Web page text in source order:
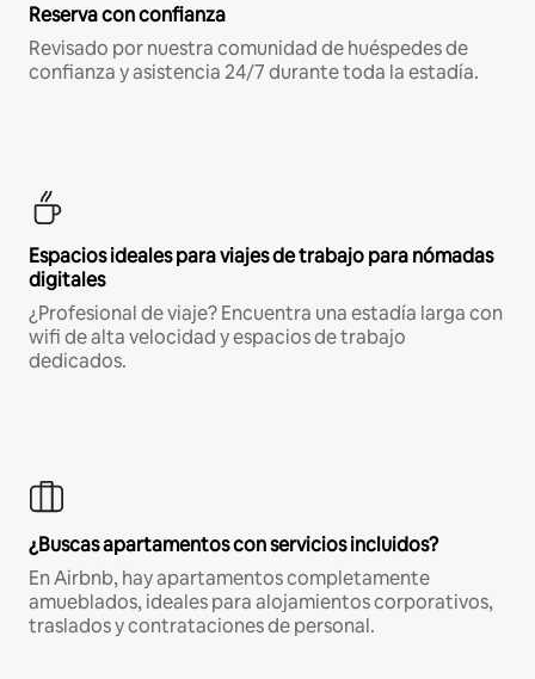
Reserva con confianza
Revisado por nuestra comunidad de huéspedes de
confianza y asistencia 24/7 durante toda la estadía.
Espacios ideales para viajes de trabajo para nómadas
digitales
¿Profesional de viaje? Encuentra una estadía larga con
wifi de alta velocidad y espacios de trabajo
dedicados.
¿Buscas apartamentos con servicios incluidos?
En Airbnb, hay apartamentos completamente
amueblados, ideales para alojamientos corporativos,
traslados y contrataciones de personal.